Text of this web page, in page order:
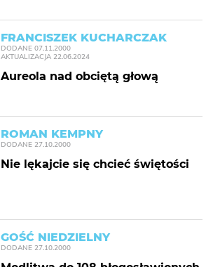
FRANCISZEK KUCHARCZAK
DODANE 07.11.2000
AKTUALIZACJA 22.06.2024
Aureola nad obciętą głową
ROMAN KEMPNY
DODANE 27.10.2000
Nie lękajcie się chcieć świętości
GOŚĆ NIEDZIELNY
DODANE 27.10.2000